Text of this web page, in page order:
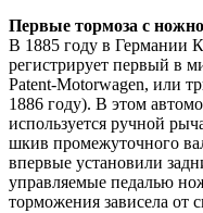
Первые тормоза с
В 1885 году в Германии
регистрирует первый в
Patent-Motorwagen, или
1886 году). В этом
используется ручной
шкив промежуточного
впервые установили
управляемые педалью
торможения зависела от